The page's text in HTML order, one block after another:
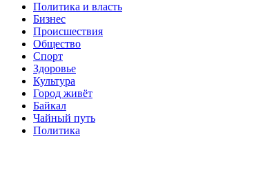
Политика и власть
Бизнес
Происшествия
Общество
Cпорт
Здоровье
Культура
Город живёт
Байкал
Чайный путь
Политика